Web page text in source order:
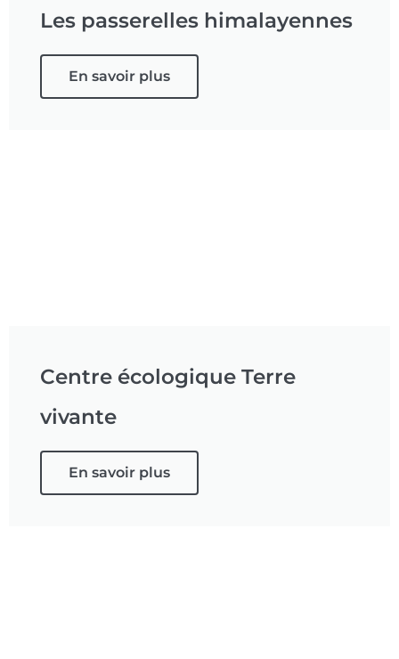
Les passerelles himalayennes
En savoir plus
Centre écologique Terre
vivante
En savoir plus